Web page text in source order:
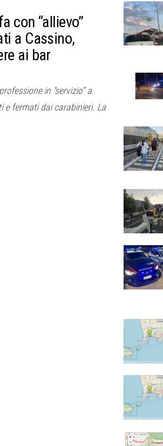
con “allievo”
a Cassino,
ai bar
in “servizio” a
e fermati dai carabinieri. La